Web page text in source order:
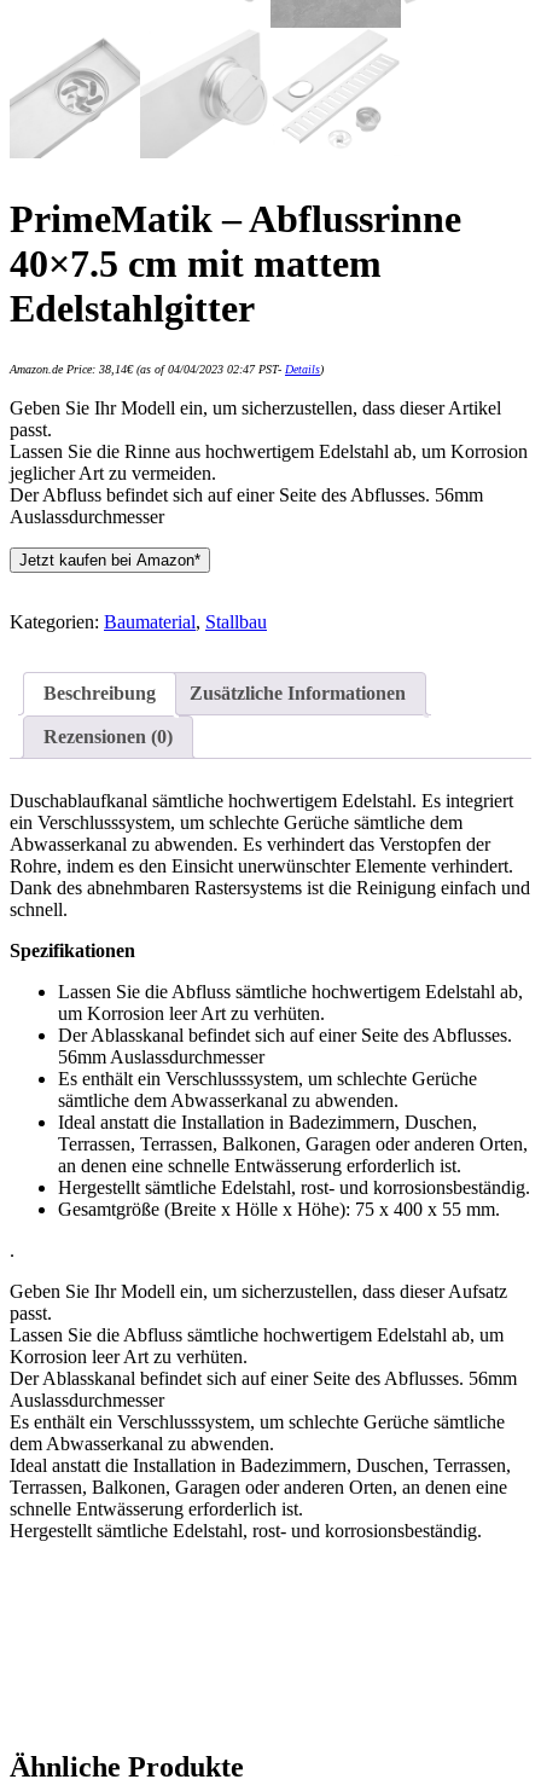
PrimeMatik – Abflussrinne
40×7.5 cm mit mattem
Edelstahlgitter
Amazon.de Price: 38,14€(as of 04/04/2023 02:47 PST- Details)
Geben Sie Ihr Modell ein, um sicherzustellen, dass dieser Artikel
passt.
Lassen Sie die Rinne aus hochwertigem Edelstahl ab, um Korrosion
jeglicher Art zu vermeiden.
Der Abfluss befindet sich auf einer Seite des Abflusses. 56mm
Auslassdurchmesser
Jetzt kaufen bei Amazon*
Kategorien: Baumaterial, Stallbau
Beschreibung Zusätzliche Informationen
Rezensionen (0)
Duschablaufkanal sämtliche hochwertigem Edelstahl. Es integriert
ein Verschlusssystem, um schlechte Gerüche sämtliche dem
Abwasserkanal zu abwenden. Es verhindert das Verstopfen der
Rohre, indem es den Einsicht unerwünschter Elemente verhindert.
Dank des abnehmbaren Rastersystems ist die Reinigung einfach und
schnell.
Spezifikationen
Lassen Sie die Abfluss sämtliche hochwertigem Edelstahl ab,
um Korrosion leer Art zu verhüten.
Der Ablasskanal befindet sich auf einer Seite des Abflusses.
56mm Auslassdurchmesser
Es enthält ein Verschlusssystem, um schlechte Gerüche
sämtliche dem Abwasserkanal zu abwenden.
Ideal anstatt die Installation in Badezimmern, Duschen,
Terrassen, Terrassen, Balkonen, Garagen oder anderen Orten,
an denen eine schnelle Entwässerung erforderlich ist.
Hergestellt sämtliche Edelstahl, rost- und korrosionsbeständig.
Gesamtgröße (Breite x Hölle x Höhe): 75 x 400 x 55 mm.
.
Geben Sie Ihr Modell ein, um sicherzustellen, dass dieser Aufsatz
passt.
Lassen Sie die Abfluss sämtliche hochwertigem Edelstahl ab, um
Korrosion leer Art zu verhüten.
Der Ablasskanal befindet sich auf einer Seite des Abflusses. 56mm
Auslassdurchmesser
Es enthält ein Verschlusssystem, um schlechte Gerüche sämtliche
dem Abwasserkanal zu abwenden.
Ideal anstatt die Installation in Badezimmern, Duschen, Terrassen,
Terrassen, Balkonen, Garagen oder anderen Orten, an denen eine
schnelle Entwässerung erforderlich ist.
Hergestellt sämtliche Edelstahl, rost- und korrosionsbeständig.
Ähnliche Produkte